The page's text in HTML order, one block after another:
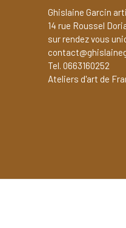
Ghislaine Garcin
14 rue Roussel
sur rendez vous
Tel. 0663160252
Ateliers d'art de